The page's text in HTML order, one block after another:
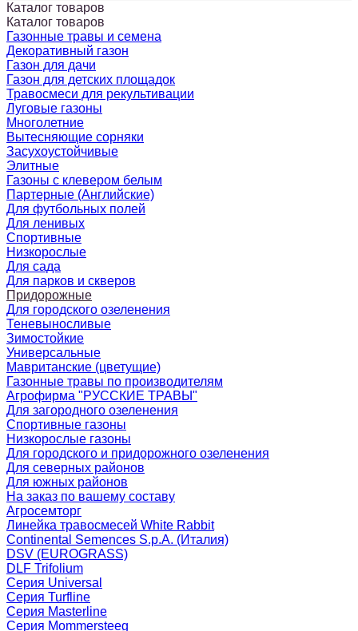
Каталог товаров
Каталог товаров
Газонные травы и семена
Декоративный газон
Газон для дачи
Газон для детских площадок
Травосмеси для рекультивации
Луговые газоны
Многолетние
Вытесняющие сорняки
Засухоустойчивые
Элитные
Газоны с клевером белым
Партерные (Английские)
Для футбольных полей
Для ленивых
Спортивные
Низкорослые
Для сада
Для парков и скверов
Придорожные
Для городского озеленения
Теневыносливые
Зимостойкие
Универсальные
Мавританские (цветущие)
Газонные травы по производителям
Агрофирма "РУССКИЕ ТРАВЫ"
Для загородного озеленения
Спортивные газоны
Низкорослые газоны
Для городского и придорожного озеленения
Для северных районов
Для южных районов
На заказ по вашему составу
Агросемторг
Линейка травосмесей White Rabbit
Continental Semences S.p.A. (Италия)
DSV (EUROGRASS)
DLF Trifolium
Серия Universal
Серия Turfline
Серия Masterline
Серия Mommersteeg